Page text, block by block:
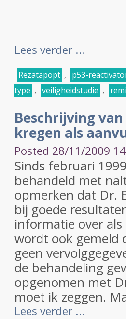
Lees verder ...
Rezatapopt , p53-
type , veiligheidstudie ,
Beschrijving
kregen als
Posted 28/11/2009
Sinds februari
behandeld met
opmerken dat Dr.
bij goede
informatie over
wordt ook gemeld
geen
de behandeling
opgenomen met
moet ik zeggen.
Lees verder ...